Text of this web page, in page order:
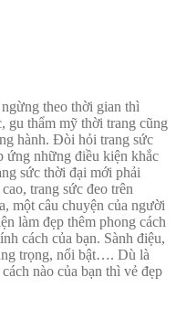
theo thời gian thì
gu thẩm mỹ thời trang cũng
hành. Đòi hỏi trang sức
ứng những điều kiện khắc
sức thời đại mới phải
trang sức đeo trên
một câu chuyện của người
làm đẹp thêm phong cách
cách của bạn. Sành điệu,
trọng, nổi bật…. Dù là
nào của bạn thì vẻ đẹp